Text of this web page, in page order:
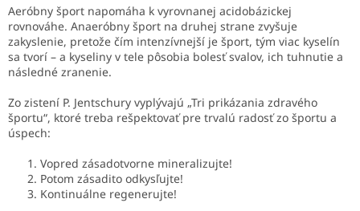
Aeróbny šport napomáha k vyrovnanej acidobázickej
rovnováhe. Anaeróbny šport na druhej strane zvyšuje
zakyslenie, pretože čím intenzívnejší je šport, tým viac kyselín
sa tvorí – a kyseliny v tele pôsobia bolesť svalov, ich tuhnutie a
následné zranenie.
Zo zistení P. Jentschury vyplývajú „Tri prikázania zdravého
športu“, ktoré treba rešpektovať pre trvalú radosť zo športu a
úspech:
Vopred zásadotvorne mineralizujte!
Potom zásadito odkysľujte!
Kontinuálne regenerujte!